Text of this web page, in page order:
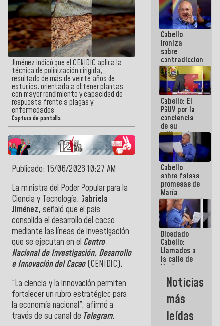
Jiménez indicó que el CENIDIC aplica la
técnica de polinización dirigida,
resultado de más de veinte años de
estudios, orientada a obtener plantas
con mayor rendimiento y capacidad de
respuesta frente a plagas y
enfermedades
Captura de pantalla
Publicado: 15/06/2026 10:27 AM
La ministra del Poder Popular para la
Ciencia y Tecnología, Gabriela
Jiménez, señaló que el país
consolida el desarrollo del cacao
mediante las líneas de investigación
que se ejecutan en el Centro
Nacional de Investigación, Desarrollo
e Innovación del Cacao(CENIDIC).
“La ciencia y la innovación permiten
fortalecer un rubro estratégico para
la economía nacional”, afirmó a
través de su canal de Telegram.
escribir
hazlo hoy
por que no
sabemos si
la semana
que viene
hay
programa
Cabello
ironiza
sobre
contradicciones
y mentiras
de María
Machado:
¡Créanle!
Cabello: El
PSUV por la
conciencia
de su
militancia
es la
organización
política más
sólida de
Venezuela
Cabello
sobre falsas
promesas de
María
Machado:
¿Quién le
puede creer?
¿Y la gente
que ella iba
a salvar en
La Guaira?
Diosdado
Cabello:
Llamados a
la calle de
María
Machado se
estrellaron
de frente
contra el
Pueblo
Noticias
más
leídas